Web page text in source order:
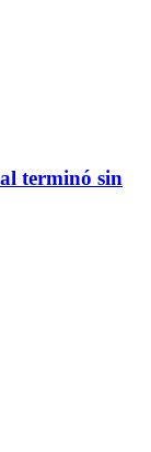
terminó sin